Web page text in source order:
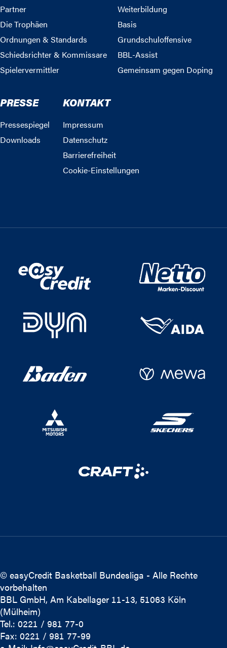
Partner
Die Trophäen
Ordnungen & Standards
Schiedsrichter & Kommissare
Spielervermittler
Weiterbildung
Basis
Grundschuloffensive
BBL-Assist
Gemeinsam gegen Doping
PRESSE
Pressespiegel
Downloads
KONTAKT
Impressum
Datenschutz
Barrierefreiheit
Cookie-Einstellungen
© easyCredit Basketball Bundesliga - Alle Rechte
vorbehalten
BBL GmbH, Am Kabellager 11-13, 51063 Köln
(Mülheim)
Tel.: 0221 / 981 77-0
Fax: 0221 / 981 77-99